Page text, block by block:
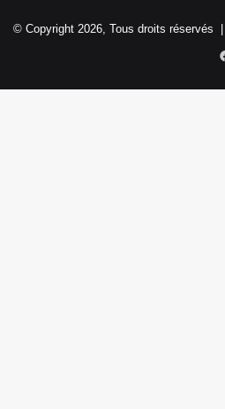
© Copyright 2026, Tous droits réservés |